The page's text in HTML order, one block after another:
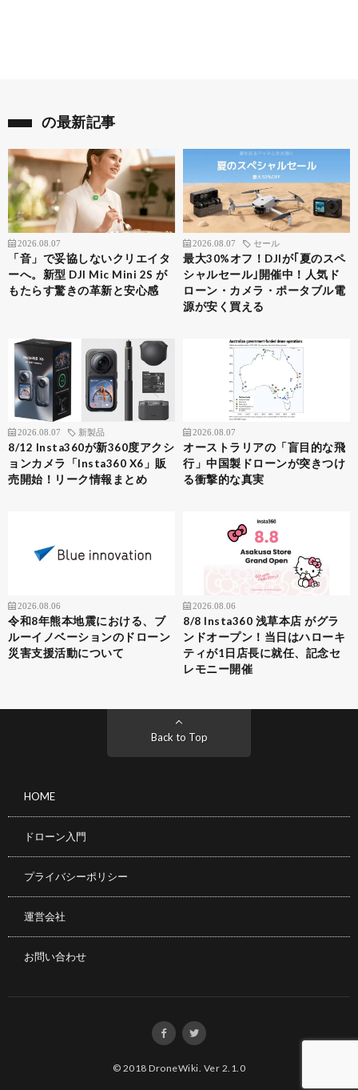
の最新記事
2026.08.07
「音」で妥協しないクリエイタ
ーへ。新型 DJI Mic Mini 2S が
もたらす驚きの革新と安心感
2026.08.07 セール
最大30%オフ！DJIが｢夏のスペ
シャルセール｣開催中！人気ド
ローン・カメラ・ポータブル電
源が安く買える
2026.08.07 新製品
8/12 Insta360が新360度アクシ
ョンカメラ「Insta360 X6」販
売開始！リーク情報まとめ
2026.08.07
オーストラリアの「盲目的な飛
行」中国製ドローンが突きつけ
る衝撃的な真実
2026.08.06
令和8年熊本地震における、ブ
ルーイノベーションのドローン
災害支援活動について
2026.08.06
8/8 Insta360 浅草本店 がグラ
ンドオープン！当日はハローキ
ティが1日店長に就任、記念セ
レモニー開催
Back to Top
HOME
ドローン入門
プライバシーポリシー
運営会社
お問い合わせ
© 2018DroneWiki Ver 2.1.0